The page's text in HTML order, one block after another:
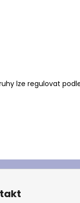
lze regulovat